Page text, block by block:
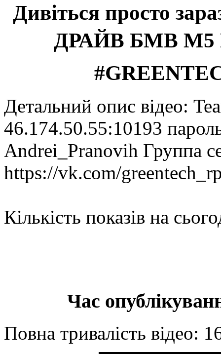
Дивіться просто
ДРАЙВ БМВ
Детальний опис відео:
46.174.50.55:10193
Andrei_Pranovih Группа
https://vk.com/
Кількість показів на
Час
Повна тривалість відео: